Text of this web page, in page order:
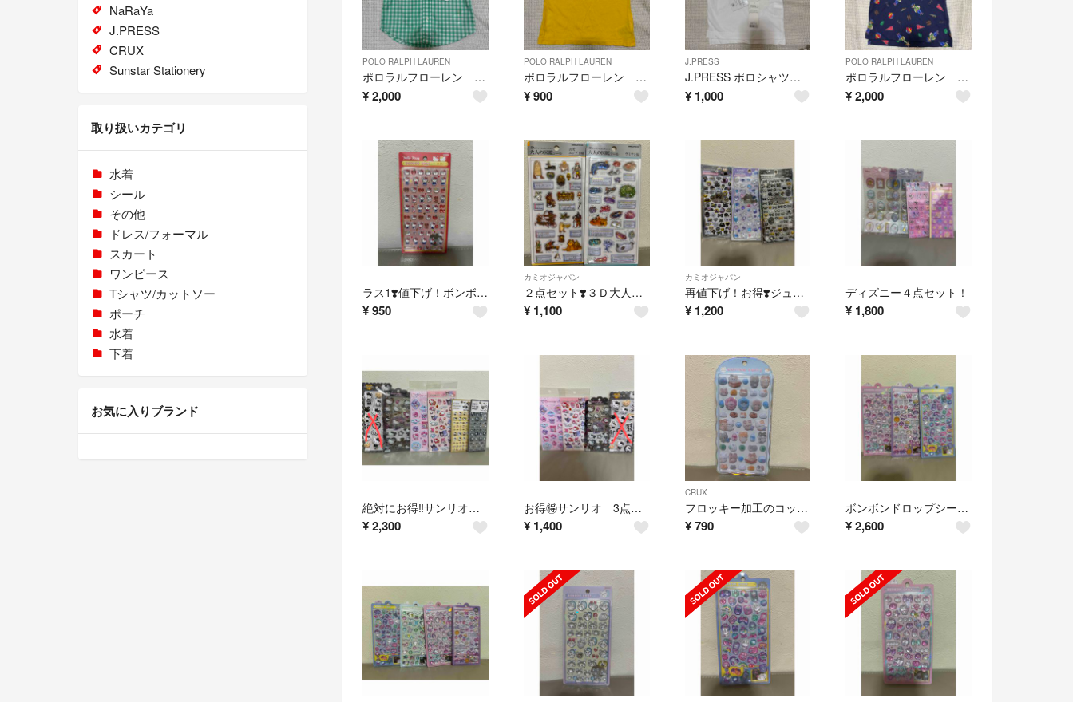
POLO RALPH LAUREN
ポロラルフローレン シャツ 半袖 24M
¥2,000
POLO RALPH LAUREN
ポロラルフローレン キッズ Tシャツ 90サイズ
¥900
J.PRESS
J.PRESS ポロシャツ キッズ 100センチ ホワイト
¥ 1,000
POLO RALPH LAUREN
ポロラルフローレン 3years ポロシャツ ポロベア
¥2,000
ラス1❣️値下げ！ボンボンドロップシールｍｉｎｉ ハローキティ レッド
¥950
カミオジャパン
２点セット❣️３Ｄ大人の図鑑シール ウミウシ エジプト
¥ 1,100
カミオジャパン
再値下げ！お得❣️ジュエルプチドロ ３点セット❣️
¥ 1,200
ディズニー４点セット！
¥ 1,800
絶対にお得‼️サンリオ 5点セット！
¥2,300
お得🉐サンリオ 3点セット！
¥ 1,400
CRUX
フロッキー加工のコットンパフィーシール／ネコ
¥ 790
ボンボンドロップシール ３点セット！オリジナル
¥2,600
NaRaYa
J.PRESS
CRUX
Sunstar Stationery
取り扱いカテゴリ
水着
シール
その他
ドレス/フォーマル
スカート
ワンピース
Tシャツ/カットソー
ポーチ
水着
下着
お気に入りブランド